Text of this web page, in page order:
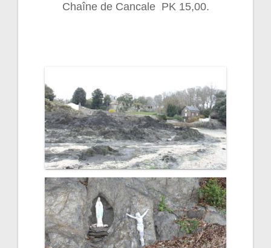
Chaîne de Cancale PK 15,00.